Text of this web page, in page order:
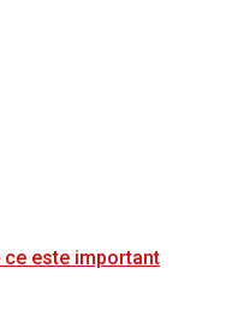
ce este important